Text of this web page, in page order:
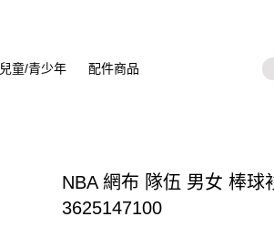
兒童/青少年 配件商品
NBA 網布 隊伍 男女 棒球
3625147100